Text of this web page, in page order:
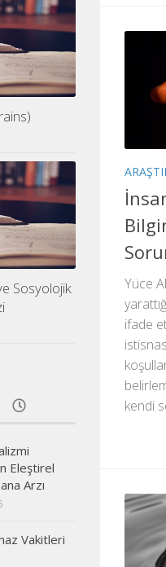
Yüce
ifade
kendi
Sosyolojik
Eleştirel
Arzı
Vakitleri